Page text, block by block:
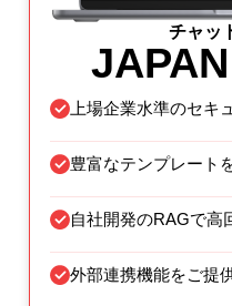
チャッ
上場企業水準のセキ
豊富なテンプレート
自社開発のRAGで高
外部連携機能をご提